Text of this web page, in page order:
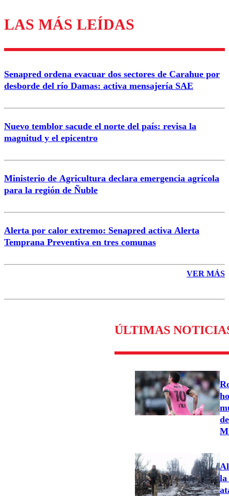
Los comentarios son moderados para garantizar un
diálogo respetuoso.
Correo
LAS MÁS LEÍDAS
Senapred ordena evacuar dos sectores de Carahue por
desborde del río Damas: activa mensajería SAE
Nuevo temblor sacude el norte del país: revisa la
magnitud y el epicentro
Ministerio de Agricultura declara emergencia agrícola
para la región de Ñuble
Alerta por calor extremo: Senapred activa Alerta
Temprana Preventiva en tres comunas
VER MÁS
ÚLTIMAS
la